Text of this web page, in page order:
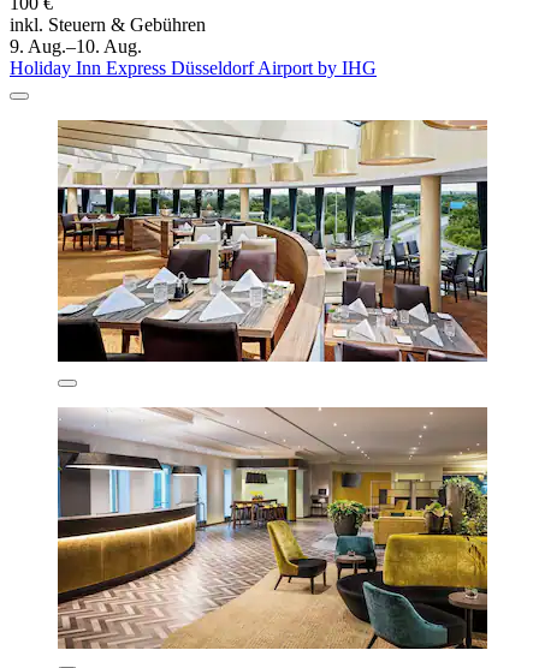
inkl. Steuern & Gebühren
9. Aug.–10. Aug.
Holiday Inn Express Düsseldorf Airport by IHG